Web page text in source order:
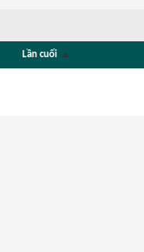
Lần cuối